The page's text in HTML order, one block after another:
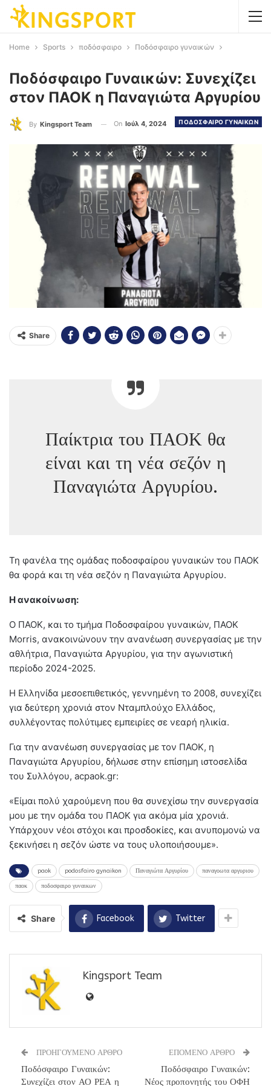
Home Sports ποδόσφαιρο Ποδόσφαιρο γυναικών
Ποδόσφαιρο Γυναικών: Συνεχίζει
στον ΠΑΟΚ η Παναγιώτα Αργυρίου
ΠΟΔΟΣΦΑΙΡΟ ΓΥΝΑΙΚΩΝ
By Kingsport Team On Ιούλ 4, 2024
Share
Παίκτρια του ΠΑΟΚ θα
είναι και τη νέα σεζόν η
Παναγιώτα Αργυρίου.
Τη φανέλα της ομάδας ποδοσφαίρου γυναικών του ΠΑΟΚ
θα φορά και τη νέα σεζόν η Παναγιώτα Αργυρίου.
Η ανακοίνωση:
Ο ΠΑΟΚ, και το τμήμα Ποδοσφαίρου γυναικών, ΠΑΟΚ
Morris, ανακοινώνουν την ανανέωση συνεργασίας με την
αθλήτρια, Παναγιώτα Αργυρίου, για την αγωνιστική
περίοδο 2024-2025.
Η Ελληνίδα μεσοεπιθετικός, γεννημένη το 2008, συνεχίζει
για δεύτερη χρονιά στον Νταμπλούχο Ελλάδος,
συλλέγοντας πολύτιμες εμπειρίες σε νεαρή ηλικία.
Για την ανανέωση συνεργασίας με τον ΠΑΟΚ, η
Παναγιώτα Αργυρίου, δήλωσε στην επίσημη ιστοσελίδα
του Συλλόγου, acpaok.gr:
«Είμαι πολύ χαρούμενη που θα συνεχίσω την συνεργασία
μου με την ομάδα του ΠΑΟΚ για ακόμα μία χρονιά.
Υπάρχουν νέοι στόχοι και προσδοκίες, και ανυπομονώ να
ξεκινήσει η σεζόν ώστε να τους υλοποιήσουμε».
paok podosfairo gynaikon Παναγιώτα Αργυρίου παναγοωτα αργυριου
παοκ ποδοσφαιρο γυναικων
Share Facebook Twitter
Kingsport Team
ΠΡΟΗΓΟΥΜΕΝΟ ΑΡΘΡΟ
Ποδόσφαιρο Γυναικών:
Συνεχίζει στον ΑΟ ΡΕΑ η
ΕΠΟΜΕΝΟ ΑΡΘΡΟ
Ποδόσφαιρο Γυναικών:
Νέος προπονητής του ΟΦΗ